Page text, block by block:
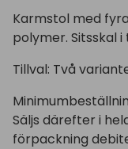
Karmstol med
polymer. Sitsskal
Tillval: Två
Säljs därefter i
förpackning